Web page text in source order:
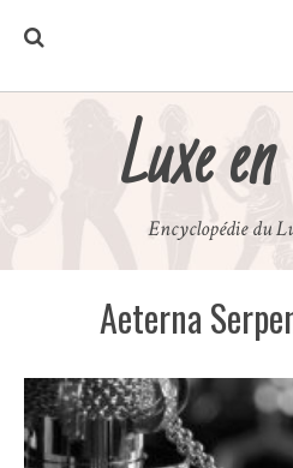
Luxe
Encyclopédie du
Aeterna